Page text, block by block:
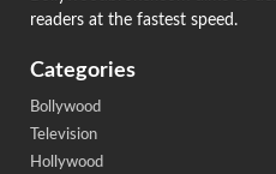
readers at the fastest speed.
Categories
Bollywood
Television
Hollywood